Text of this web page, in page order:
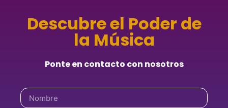
Descubre el Poder de
la Música
Ponte en contacto con nosotros